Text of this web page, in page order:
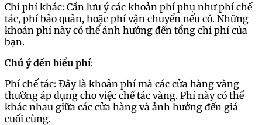
Chi phí khác: Cần lưu ý các khoản phí phụ như phí chế
tác, phí bảo quản, hoặc phí vận chuyển nếu có. Những
khoản phí này có thể ảnh hưởng đến tổng chi phí của
bạn.
Chú ý đến biểu phí:
Phí chế tác: Đây là khoản phí mà các cửa hàng vàng
thường áp dụng cho việc chế tác vàng. Phí này có thể
khác nhau giữa các cửa hàng và ảnh hưởng đến giá
cuối cùng.